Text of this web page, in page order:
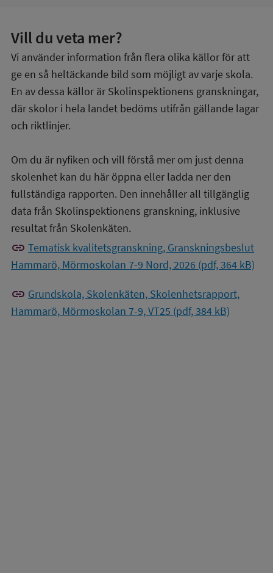
Vill du veta mer?
Vi använder information från flera olika källor för att
ge en så heltäckande bild som möjligt av varje skola.
En av dessa källor är Skolinspektionens granskningar,
där skolor i hela landet bedöms utifrån gällande lagar
och riktlinjer.
Om du är nyfiken och vill förstå mer om just denna
skolenhet kan du här öppna eller ladda ner den
fullständiga rapporten. Den innehåller all tillgänglig
data från Skolinspektionens granskning, inklusive
resultat från Skolenkäten.
link Tematisk kvalitetsgranskning, Granskningsbeslut
Hammarö, Mörmoskolan 7-9 Nord, 2026 (pdf, 364 kB)
link Grundskola, Skolenkäten, Skolenhetsrapport,
Hammarö, Mörmoskolan 7-9, VT25 (pdf, 384 kB)